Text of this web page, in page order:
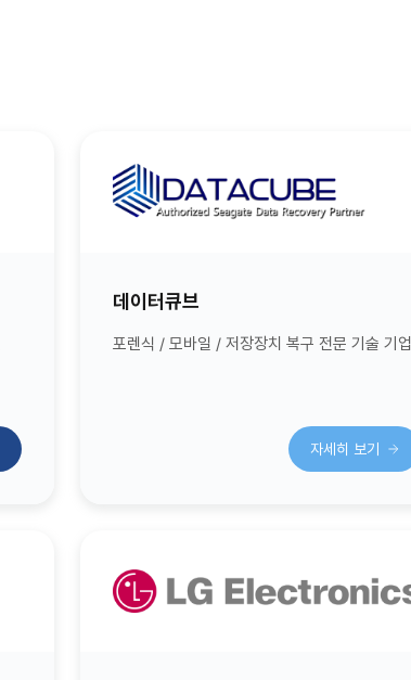
데이터큐브
포렌식 / 모바일 / 저장장치 복구 전문 기술 기업
자세히 보기